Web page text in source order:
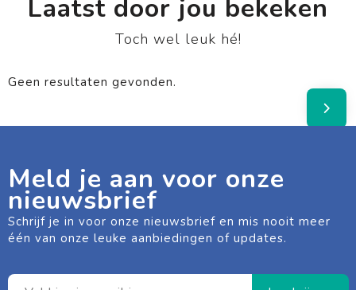
Laatst door jou bekeken
Toch wel leuk hé!
Geen resultaten gevonden.
Meld je aan voor onze
nieuwsbrief
Schrijf je in voor onze nieuwsbrief en mis nooit meer
één van onze leuke aanbiedingen of updates.